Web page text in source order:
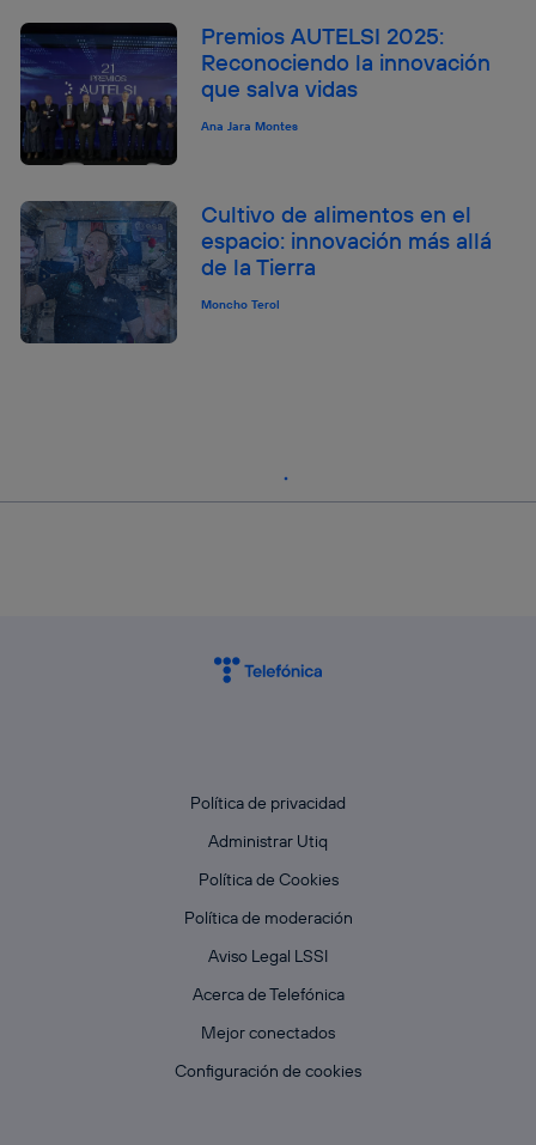
Premios AUTELSI 2025:
Reconociendo la innovación
que salva vidas
Ana Jara Montes
Cultivo de alimentos en el
espacio: innovación más allá
de la Tierra
Moncho Terol
Política de privacidad
Administrar Utiq
Política de Cookies
Política de moderación
Aviso Legal LSSI
Acerca de Telefónica
Mejor conectados
Configuración de cookies